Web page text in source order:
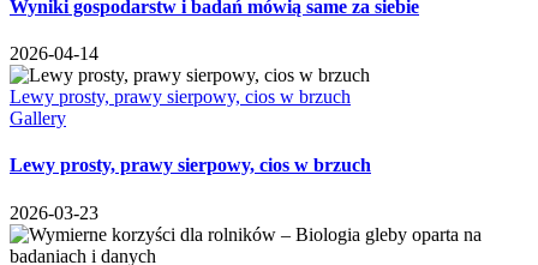
Wyniki gospodarstw i badań mówią same za siebie
2026-04-14
Lewy prosty, prawy sierpowy, cios w brzuch
Gallery
Lewy prosty, prawy sierpowy, cios w brzuch
2026-03-23